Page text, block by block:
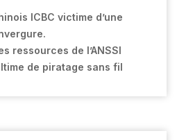
ICBC victime d’une
ressources de l’ANSSI
de piratage sans fil